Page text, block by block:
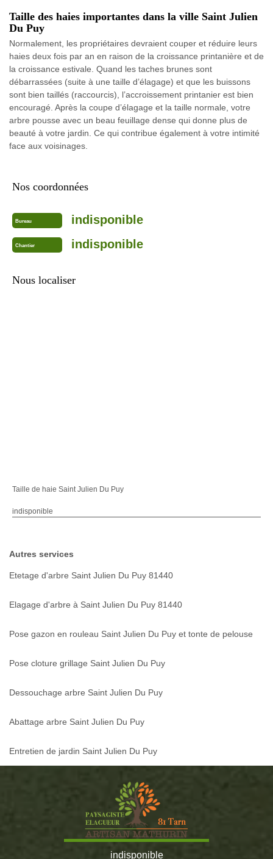
Taille des haies importantes dans la ville Saint Julien
Du Puy
Normalement, les propriétaires devraient couper et réduire leurs
haies deux fois par an en raison de la croissance printanière et de
la croissance estivale. Quand les taches brunes sont
débarrassées (suite à une taille d’élagage) et que les buissons
sont bien taillés (raccourcis), l’accroissement printanier est bien
encouragé. Après la coupe d’élagage et la taille normale, votre
arbre pousse avec un beau feuillage dense qui donne plus de
beauté à votre jardin. Ce qui contribue également à votre intimité
face aux voisinages.
Nos coordonnées
Bureau indisponible
Chantier indisponible
Nous localiser
Taille de haie Saint Julien Du Puy
indisponible
Autres services
Etetage d'arbre Saint Julien Du Puy 81440
Elagage d'arbre à Saint Julien Du Puy 81440
Pose gazon en rouleau Saint Julien Du Puy et tonte de pelouse
Pose cloture grillage Saint Julien Du Puy
Dessouchage arbre Saint Julien Du Puy
Abattage arbre Saint Julien Du Puy
Entretien de jardin Saint Julien Du Puy
indisponible